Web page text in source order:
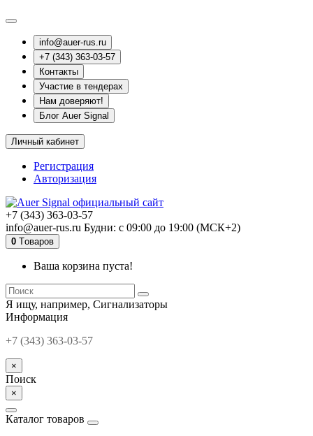
info@auer-rus.ru
+7 (343) 363-03-57
Контакты
Участие в тендерах
Нам доверяют!
Блог Auer Signal
Личный кабинет
Регистрация
Авторизация
+7 (343) 363-03-57
info@auer-rus.ru Будни: с 09:00 до 19:00 (МСК+2)
0 Tоваров
Ваша корзина пуста!
Я ищу, например, Сигнализаторы
Информация
+7 (343) 363-03-57
×
Поиск
×
Каталог товаров